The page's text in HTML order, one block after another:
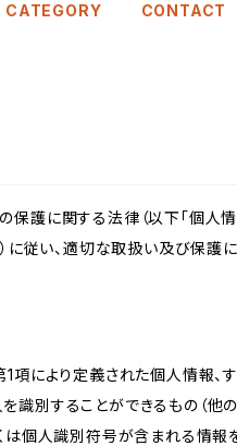
CATEGORY CONTACT
に関する法律（以下「個人情
に従い、適切な取扱い及び保護に
により定義された個人情報、
別することができるもの（他
は個人識別符号が含まれる情報